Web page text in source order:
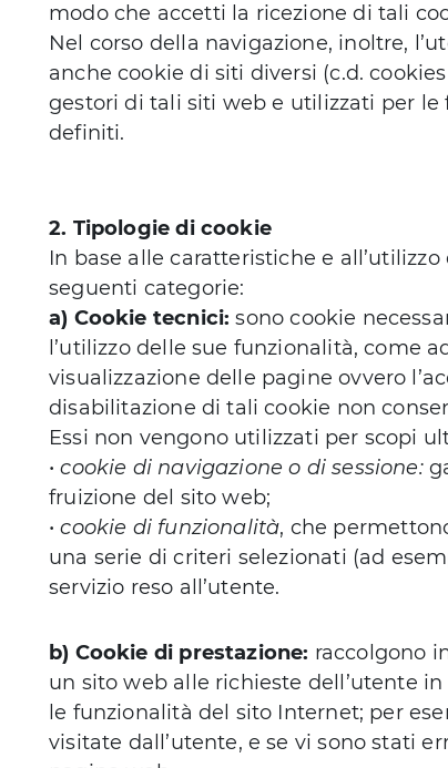
modo che accetti la ricezione di tali
Nel corso della navigazione, inoltre,
anche cookie di siti diversi (c.d.
gestori di tali siti web e utilizzati per
definiti.
2. Tipologie di cookie
In base alle caratteristiche e
seguenti categorie:
a) Cookie tecnici: sono cookie
l’utilizzo delle sue funzionalità, come
visualizzazione delle pagine ovvero
disabilitazione di tali cookie non
Essi non vengono utilizzati per scopi
•cookie di navigazione o di sessione:
fruizione del sito web;
•cookie di funzionalità, che
una serie di criteri selezionati (ad
servizio reso all’utente.
b) Cookie di prestazione: raccolgono
un sito web alle richieste dell’utente
le funzionalità del sito Internet; per
visitate dall’utente, e se vi sono stati